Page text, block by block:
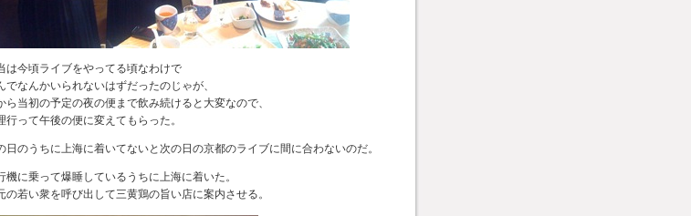
は今頃ライブをやってる頃なわけで
でなんかいられないはずだったのじゃが、
ら当初の予定の夜の便まで飲み続けると大変なので、
行って午後の便に変えてもらった。
日のうちに上海に着いてないと次の日の京都のライブに間に合わないのだ。
機に乗って爆睡しているうちに上海に着いた。
の若い衆を呼び出して三黄鶏の旨い店に案内させる。